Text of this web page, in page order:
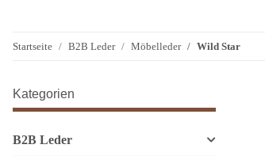
Startseite B2B Leder Möbelleder Wild Star
Kategorien
B2B Leder